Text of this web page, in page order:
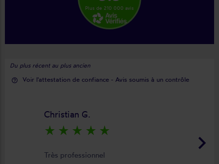
Plus de 210 000 avis
Du plus récent au plus ancien
help_outline Voir l'attestation de confiance - Avis soumis à un contrôle
keyboard_arrow_right
Christian G.
star_rate star_rate star_rate star_rate star_rate
Très professionnel